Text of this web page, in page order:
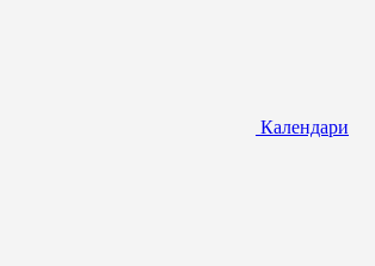
Календари